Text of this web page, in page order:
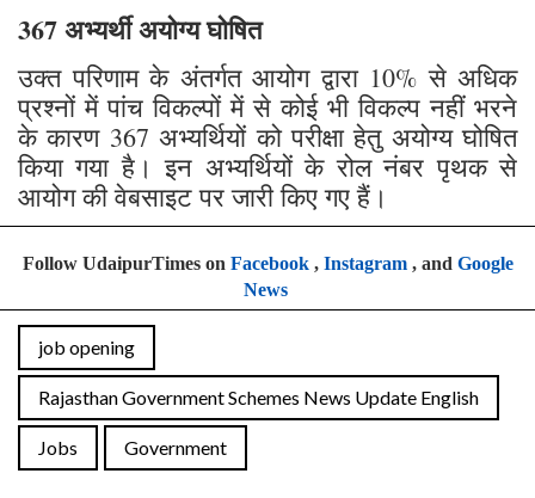
367 अभ्यर्थी अयोग्य घोषित
उक्त परिणाम के अंतर्गत आयोग द्वारा 10% से अधिक
प्रश्नों में पांच विकल्पों में से कोई भी विकल्प नहीं भरने
के कारण 367 अभ्यर्थियों को परीक्षा हेतु अयोग्य घोषित
किया गया है। इन अभ्यर्थियों के रोल नंबर पृथक से
आयोग की वेबसाइट पर जारी किए गए हैं।
Follow UdaipurTimes on Facebook, Instagram, and Google
News
job opening
Rajasthan Government Schemes News Update English
Jobs Government